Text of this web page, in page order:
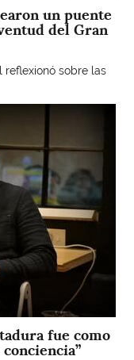
un puente
del Gran
reflexionó sobre las
fue como